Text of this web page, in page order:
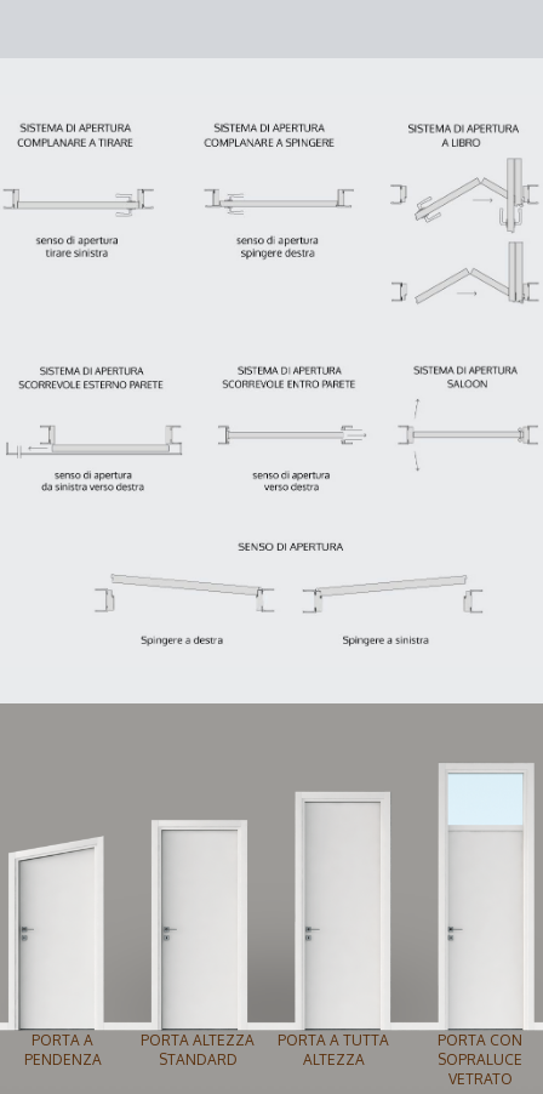
PORTA A
PENDENZA
PORTA ALTEZZA
STANDARD
PORTA A TUTTA
ALTEZZA
PORTA CON
SOPRALUCE
VETRATO